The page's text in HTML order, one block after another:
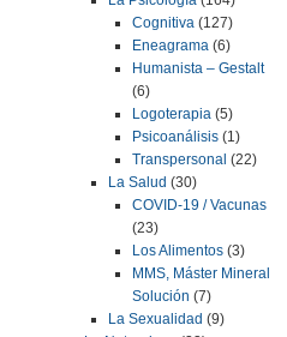
Cognitiva (127)
Eneagrama (6)
Humanista – Gestalt
(6)
Logoterapia (5)
Psicoanálisis (1)
Transpersonal (22)
La Salud (30)
COVID-19 / Vacunas
(23)
Los Alimentos (3)
MMS, Máster Mineral
Solución (7)
La Sexualidad (9)